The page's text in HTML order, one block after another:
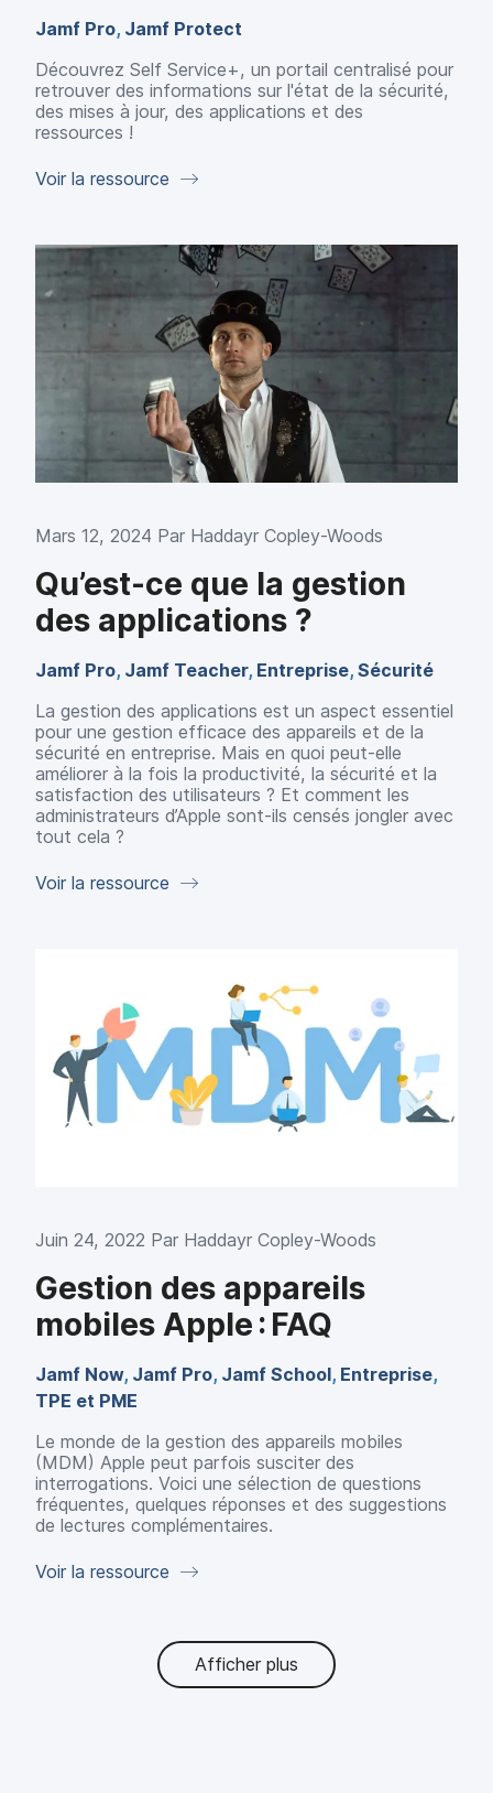
Jamf Pro, Jamf Protect
Découvrez Self Service+, un portail centralisé pour
retrouver des informations sur l'état de la sécurité,
des mises à jour, des applications et des
ressources !
Voir la ressource
Mars 12, 2024 Par Haddayr Copley-Woods
Qu’est-ce que la gestion
des applications ?
Jamf Pro, Jamf Teacher, Entreprise, Sécurité
La gestion des applications est un aspect essentiel
pour une gestion efficace des appareils et de la
sécurité en entreprise. Mais en quoi peut-elle
améliorer à la fois la productivité, la sécurité et la
satisfaction des utilisateurs ? Et comment les
administrateurs d’Apple sont-ils censés jongler avec
tout cela ?
Voir la ressource
Juin 24, 2022 Par Haddayr Copley-Woods
Gestion des appareils
mobiles Apple : FAQ
Jamf Now, Jamf Pro, Jamf School, Entreprise,
TPE et PME
Le monde de la gestion des appareils mobiles
(MDM) Apple peut parfois susciter des
interrogations. Voici une sélection de questions
fréquentes, quelques réponses et des suggestions
de lectures complémentaires.
Voir la ressource
Afficher plus